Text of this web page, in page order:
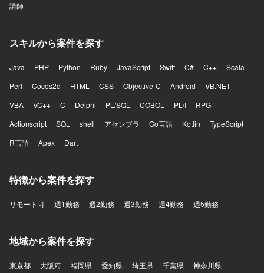
講師
スキルから案件を探す
Java PHP Python Ruby JavaScript Swift C# C++
Scala
Perl
Cocos2d HTML CSS Objective-C Android
VB.NET
VBA
VC++ C Delphi PL/SQL COBOL PL/I
RPG
Actionscript
SQL shell アセンブラ Go言語 Kotlin
TypeScript
R言語
Apex Dart
特徴から案件を探す
リモート可 週1勤務 週2勤務 週3勤務 週4勤務 週5勤務
地域から案件を探す
東京都 大阪府 福岡県 愛知県 埼玉県 千葉県 神奈川県